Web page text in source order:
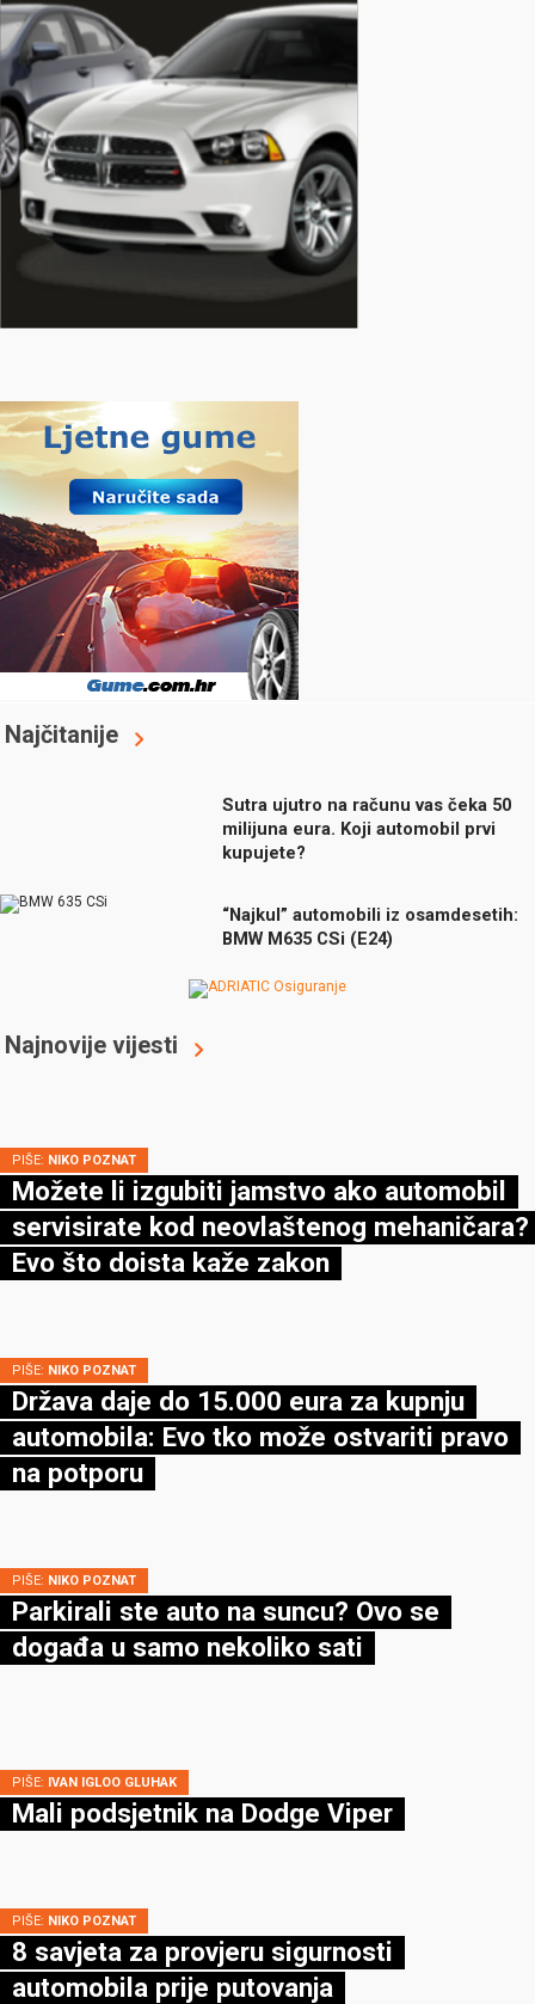
Najčitanije
Sutra ujutro na računu vas čeka 50
milijuna eura. Koji automobil prvi
kupujete?
“Najkul” automobili iz osamdesetih:
BMW M635 CSi (E24)
Najnovije vijesti
PIŠE: NIKO POZNAT
Možete li izgubiti jamstvo ako automobil
servisirate kod neovlaštenog mehaničara?
Evo što doista kaže zakon
PIŠE: NIKO POZNAT
Država daje do 15.000 eura za kupnju
automobila: Evo tko može ostvariti pravo
na potporu
PIŠE: NIKO POZNAT
Parkirali ste auto na suncu? Ovo se
događa u samo nekoliko sati
PIŠE: IVAN IGLOO GLUHAK
Mali podsjetnik na Dodge Viper
PIŠE: NIKO POZNAT
8 savjeta za provjeru sigurnosti
automobila prije putovanja